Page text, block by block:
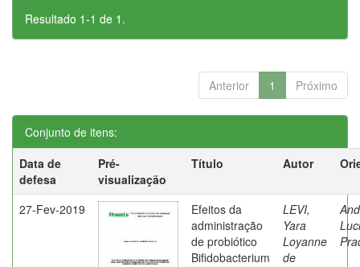
Resultado 1-1 de 1.
Anterior 1 Próximo
Conjunto de itens:
Data de
defesa
Pré-
visualização
Título Autor
27-Fev-2019
Efeitos da
administração
de probiótico
Bifidobacterium
LEVI,
Yara
Loyanne
de